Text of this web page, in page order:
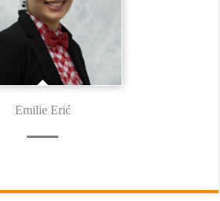
Emilie Erić